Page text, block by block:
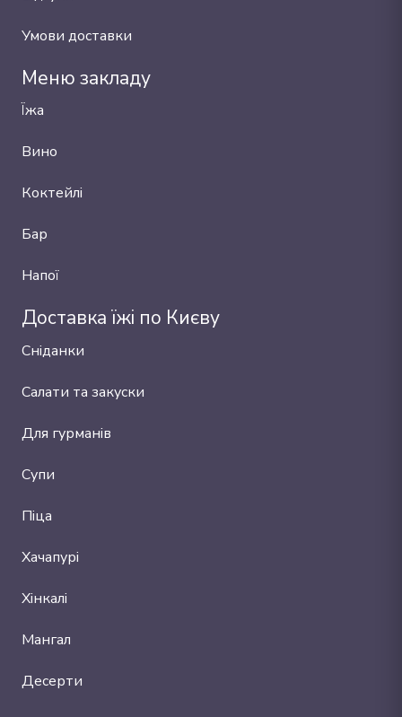
Умови доставки
Меню закладу
Їжа
Вино
Коктейлі
Бар
Напої
Доставка їжі по Києву
Сніданки
Салати та закуски
Для гурманів
Супи
Піца
Хачапурі
Хінкалі
Мангал
Десерти